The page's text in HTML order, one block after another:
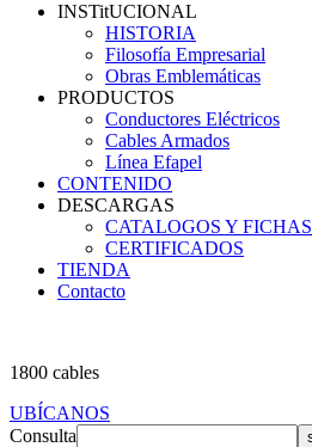
INSTitUCIONAL
HISTORIA
Filosofía Empresarial
Obras Emblemáticas
PRODUCTOS
Conductores Eléctricos
Cables Armados
Línea Efapel
CONTENIDO
DESCARGAS
CATALOGOS Y FICHAS
CERTIFICADOS
TIENDA
Contacto
1800 cables
UBÍCANOS
Consulta